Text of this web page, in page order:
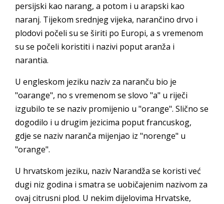
persijski kao narang, a potom i u arapski kao
naranj. Tijekom srednjeg vijeka, narančino drvo i
plodovi počeli su se širiti po Europi, a s vremenom
su se počeli koristiti i nazivi poput aranža i
narantia.
U engleskom jeziku naziv za naranču bio je
"oarange", no s vremenom se slovo "a" u riječi
izgubilo te se naziv promijenio u "orange". Slično se
dogodilo i u drugim jezicima poput francuskog,
gdje se naziv naranča mijenjao iz "norenge" u
"orange".
U hrvatskom jeziku, naziv Narandža se koristi već
dugi niz godina i smatra se uobičajenim nazivom za
ovaj citrusni plod. U nekim dijelovima Hrvatske,